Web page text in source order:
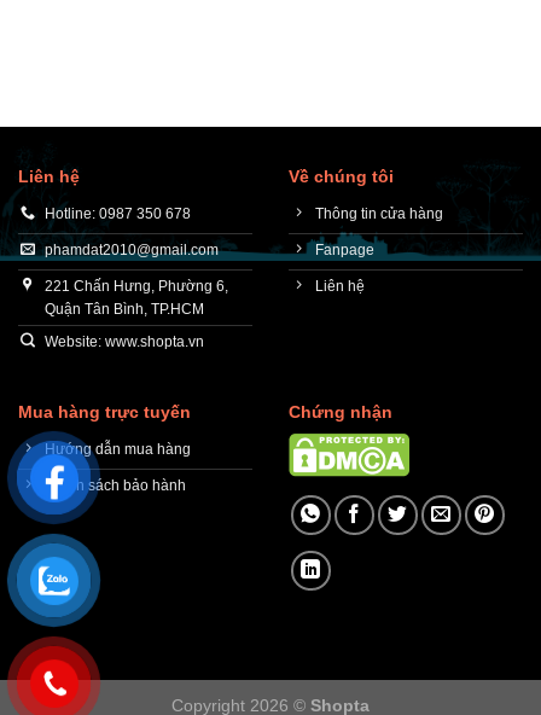
Liên hệ
Hotline: 0987 350 678
phamdat2010@gmail.com
221 Chấn Hưng, Phường 6,
Quận Tân Bình, TP.HCM
Website: www.shopta.vn
Về chúng tôi
Thông tin cửa hàng
Fanpage
Liên hệ
Mua hàng trực tuyến
Hướng dẫn mua hàng
Chính sách bảo hành
Chứng nhận
Copyright 2026 © Shopta